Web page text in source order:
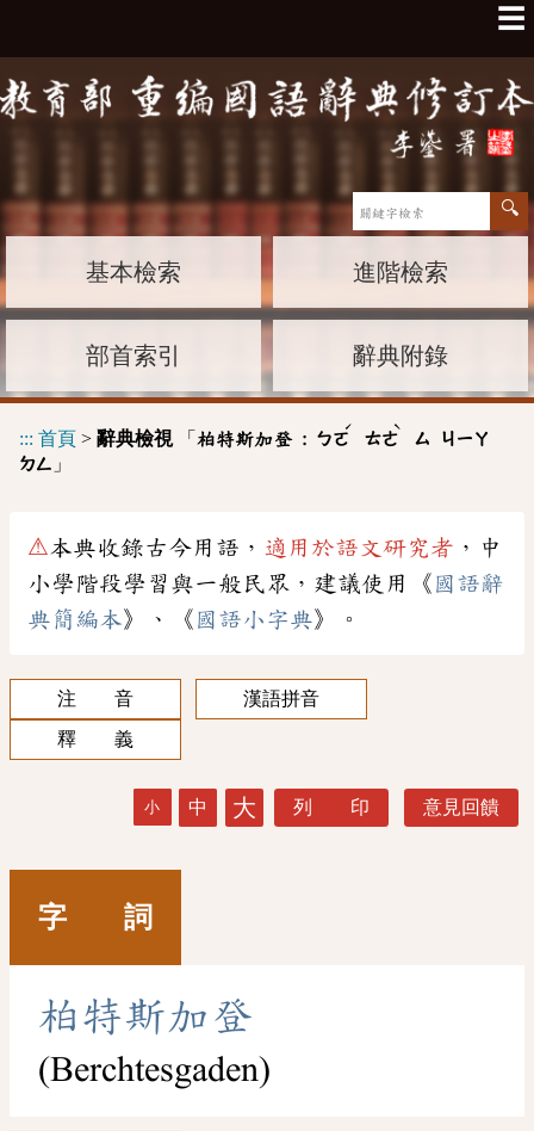
☰
基本檢索 進階檢索
部首索引 辭典附錄
::: 首頁 > 辭典檢視「 柏特斯加登 : ㄅㄛ
ˊ
ㄊㄜ
ˋ
ㄙ
ㄐㄧㄚ
ㄉㄥ 」
⚠本典收錄古今用語， 適用於語文研究者 ，中
小學階段學習與一般民眾，建議使用《 國語辭
典簡編本》、《 國語小字典》。
注 音
漢語拼音
釋 義
小 中 大 列 印 意見回饋
字 詞
柏特斯加登
(Berchtesgaden)